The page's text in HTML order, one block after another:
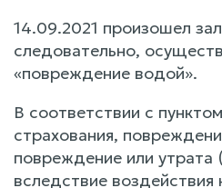
14.09.2021 произошел
следовательно,
«повреждение водой».
В соответствии с
страхования,
повреждение или утрата
вследствие воздействия